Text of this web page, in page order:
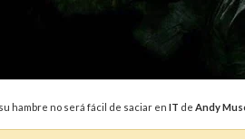
hambre no será fácil de saciar enIT deAndy